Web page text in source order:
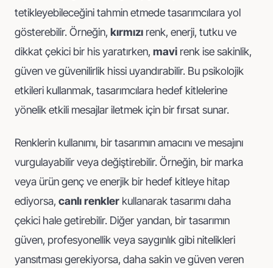
tetikleyebileceğini tahmin etmede tasarımcılara yol
gösterebilir. Örneğin, kırmızı renk, enerji, tutku ve
dikkat çekici bir his yaratırken, mavi renk ise sakinlik,
güven ve güvenilirlik hissi uyandırabilir. Bu psikolojik
etkileri kullanmak, tasarımcılara hedef kitlelerine
yönelik etkili mesajlar iletmek için bir fırsat sunar.
Renklerin kullanımı, bir tasarımın amacını ve mesajını
vurgulayabilir veya değiştirebilir. Örneğin, bir marka
veya ürün genç ve enerjik bir hedef kitleye hitap
ediyorsa, canlı renkler kullanarak tasarımı daha
çekici hale getirebilir. Diğer yandan, bir tasarımın
güven, profesyonellik veya saygınlık gibi nitelikleri
yansıtması gerekiyorsa, daha sakin ve güven veren